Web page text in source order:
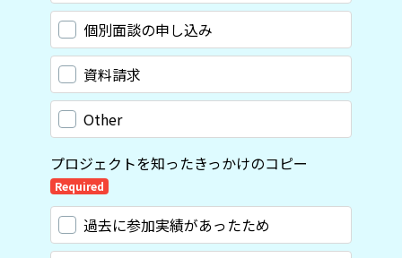
個別面談の申し込み
資料請求
Other
プロジェクトを知ったきっかけのコピー
Required
過去に参加実績があったため